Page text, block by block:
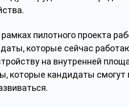
пилотного проекта
которые сейчас
на внутренней
которые кандидаты смогут